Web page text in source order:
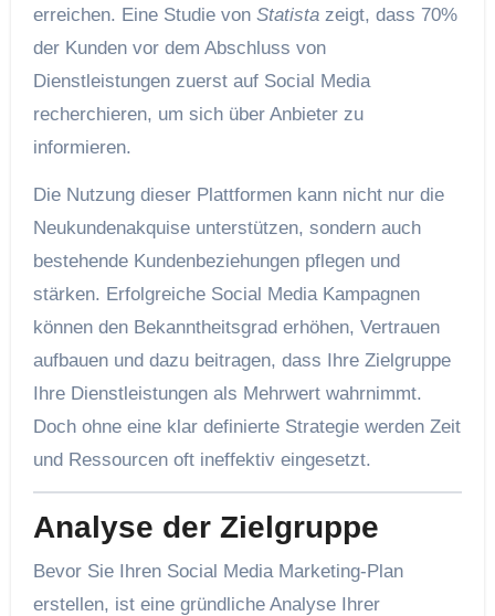
erreichen. Eine Studie von Statistazeigt, dass 70%
der Kunden vor dem Abschluss von
Dienstleistungen zuerst auf Social Media
recherchieren, um sich über Anbieter zu
informieren.
Die Nutzung dieser Plattformen kann nicht nur die
Neukundenakquise unterstützen, sondern auch
bestehende Kundenbeziehungen pflegen und
stärken. Erfolgreiche Social Media Kampagnen
können den Bekanntheitsgrad erhöhen, Vertrauen
aufbauen und dazu beitragen, dass Ihre Zielgruppe
Ihre Dienstleistungen als Mehrwert wahrnimmt.
Doch ohne eine klar definierte Strategie werden Zeit
und Ressourcen oft ineffektiv eingesetzt.
Analyse der Zielgruppe
Bevor Sie Ihren Social Media Marketing-Plan
erstellen, ist eine gründliche Analyse Ihrer